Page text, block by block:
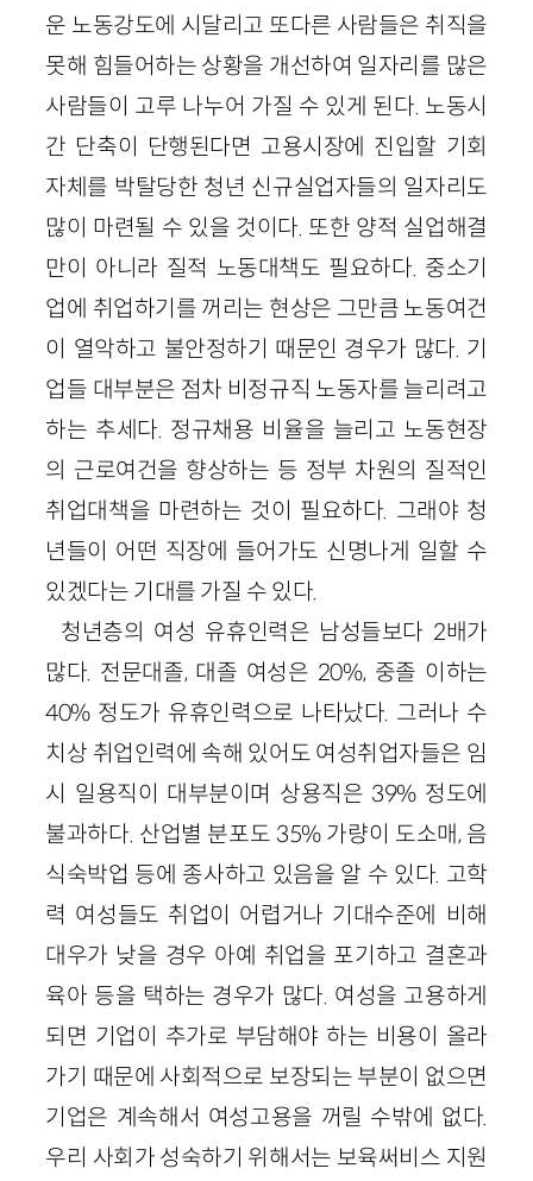
운 노동강도에 시달리고 또다른 사람들은 취직을
못해 힘들어하는 상황을 개선하여 일자리를 많은
사람들이 고루 나누어 가질 수 있게 된다. 노동시
간 단축이 단행된다면 고용시장에 진입할 기회
자체를 박탈당한 청년 신규실업자들의 일자리도
많이 마련될 수 있을 것이다. 또한 양적 실업해결
만이 아니라 질적 노동대책도 필요하다. 중소기
업에 취업하기를 꺼리는 현상은 그만큼 노동여건
이 열악하고 불안정하기 때문인 경우가 많다. 기
업들 대부분은 점차 비정규직 노동자를 늘리려고
하는 추세다. 정규채용 비율을 늘리고 노동현장
의 근로여건을 향상하는 등 정부 차원의 질적인
취업대책을 마련하는 것이 필요하다. 그래야 청
년들이 어떤 직장에 들어가도 신명나게 일할 수
있겠다는 기대를 가질 수 있다.
청년층의 여성 유휴인력은 남성들보다 2배가
많다. 전문대졸, 대졸 여성은 20%, 중졸 이하는
40% 정도가 유휴인력으로 나타났다. 그러나 수
치상 취업인력에 속해 있어도 여성취업자들은 임
시 일용직이 대부분이며 상용직은 39% 정도에
불과하다. 산업별 분포도 35% 가량이 도소매, 음
식숙박업 등에 종사하고 있음을 알 수 있다. 고학
력 여성들도 취업이 어렵거나 기대수준에 비해
대우가 낮을 경우 아예 취업을 포기하고 결혼과
육아 등을 택하는 경우가 많다. 여성을 고용하게
되면 기업이 추가로 부담해야 하는 비용이 올라
가기 때문에 사회적으로 보장되는 부분이 없으면
기업은 계속해서 여성고용을 꺼릴 수밖에 없다.
우리 사회가 성숙하기 위해서는 보육써비스 지원